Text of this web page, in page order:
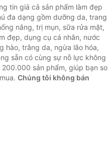
tin giá cả sản phẩm làm đẹp
đa dạng gồm dưỡng da, trang
nắng, trị mụn, sữa rửa mặt,
đẹp, dụng cụ cá nhân, nước
hào, trắng da, ngừa lão hóa,
sẵn có cùng sự nỗ lực không
sản phẩm, giúp bạn so
Chúng tôi không bán